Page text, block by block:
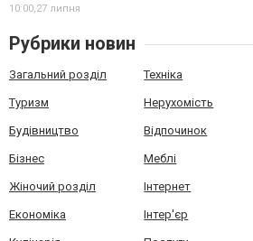
10:00,27 липня
Рубрики новин
Загальний розділ Техніка
Туризм Нерухомість
Будівництво Відпочинок
Бізнес Меблі
Жіночий розділ Інтернет
Економіка Інтер'єр